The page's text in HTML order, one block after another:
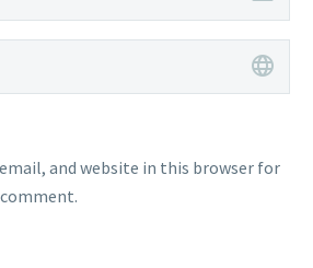
and website in this browser for